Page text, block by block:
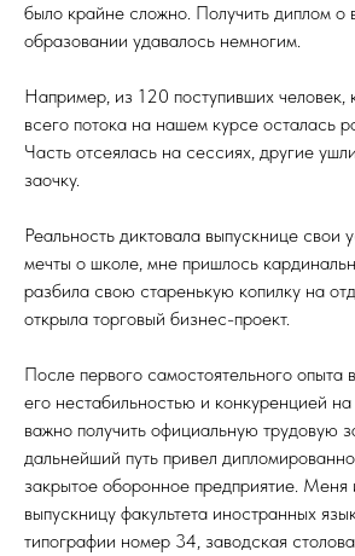
было крайне сложно. Получить диплом о
образовании удавалось немногим.
Например, из 120 поступивших человек,
всего потока на нашем курсе осталась
Часть отсеялась на сессиях, другие
заочку.
Реальность диктовала выпускнице свои
мечты о школе, мне пришлось
разбила свою старенькую копилку на
открыла торговый бизнес-проект. ⠀
После первого самостоятельного опыта
его нестабильностью и конкуренцией
важно получить официальную трудовую
дальнейший путь привел
закрытое оборонное предприятие.
выпускницу факультета иностранных
типографии номер 34, заводская